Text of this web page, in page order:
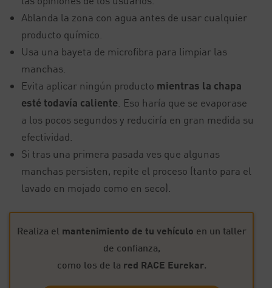
Ablanda la zona con agua antes de usar cualquier
producto químico.
Usa una bayeta de microfibra para limpiar las
manchas.
Evita aplicar ningún producto mientras la chapa
esté todavía caliente . Eso haría que se evaporase
a los pocos segundos y reduciría en gran medida su
efectividad.
Si tras una primera pasada ves que algunas
manchas persisten, repite el proceso (tanto para el
lavado en mojado como en seco).
Realiza el mantenimiento de tu vehículo en un taller
de confianza,
como los de la red RACE Eurekar.